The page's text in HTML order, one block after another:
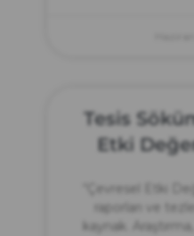
Tesis
Etki
“Çevresel Etki
raporları ve
kaynak.